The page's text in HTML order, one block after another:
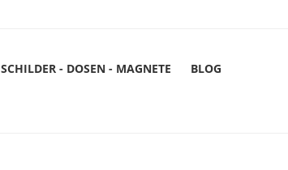
SCHILDER - DOSEN - MAGNETE
BLOG